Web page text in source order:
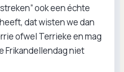
ook een échte
dat wisten we dan
ofwel Terrieke en mag
Frikandellendag niet